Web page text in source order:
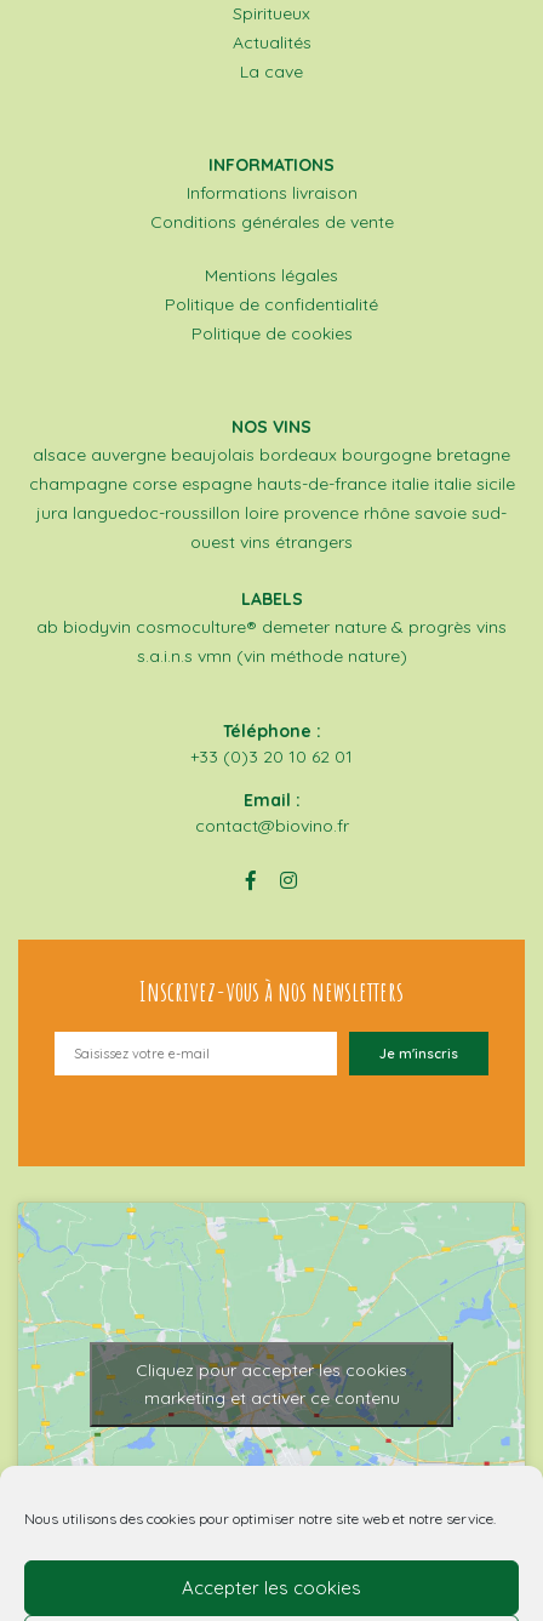
Nous utilisons des cookies pour optimiser notre site web et notre service.
Accepter les cookies
Spiritueux
Actualités
La cave
INFORMATIONS
Informations livraison
Conditions générales de vente
Mentions légales
Politique de confidentialité
Politique de cookies
NOS VINS
alsace auvergne beaujolais bordeaux bourgogne bretagne
champagne corse espagne hauts-de-france italie italie sicile
jura languedoc-roussillon loire provence rhône savoie sud-
ouest vins étrangers
LABELS
ab biodyvin cosmoculture® demeter nature & progrès vins
s.a.i.n.s vmn (vin méthode nature)
Téléphone :
+33 (0)3 20 10 62 01
Email :
contact@biovino.fr
Inscrivez-vous à nos newsletters
Cliquez pour accepter les cookies
marketing et activer ce contenu
© 2026 Biovino | made with by Agence Spritz.